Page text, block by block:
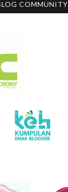
COMMUNITY